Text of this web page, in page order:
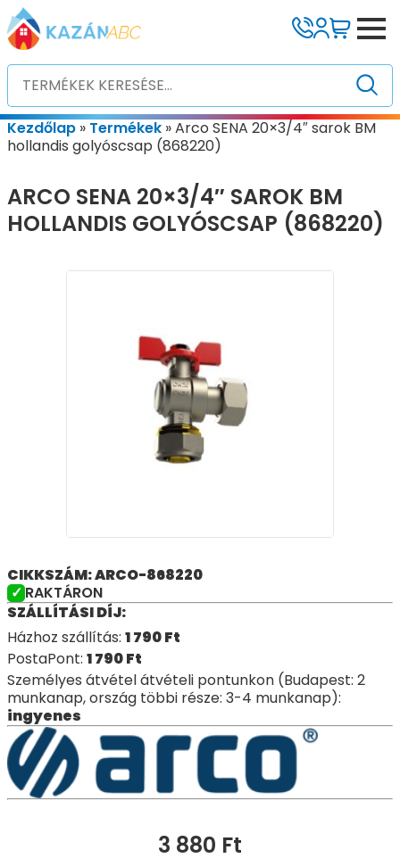
Kezdőlap » Termékek »Arco SENA 20×3/4″ sarok BM
hollandis golyóscsap (868220)
ARCO SENA 20×3/4″ SAROK BM
HOLLANDIS GOLYÓSCSAP (868220)
CIKKSZÁM: ARCO-868220
RAKTÁRON
SZÁLLÍTÁSI DÍJ:
Házhoz szállítás: 1 790Ft
PostaPont: 1 790Ft
Személyes átvétel átvételi pontunkon (Budapest: 2
munkanap, ország többi része: 3-4 munkanap):
ingyenes
3 880 Ft